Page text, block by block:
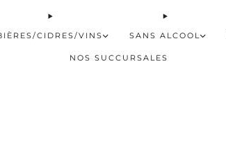
CIDRES/VINS SANS ALCOOL
NOS SUCCURSALES